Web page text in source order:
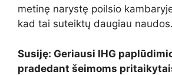
metinę narystę poilsio
kad tai suteiktų daugiau naudos.
Susiję: Geriausi IHG
pradedant šeimoms